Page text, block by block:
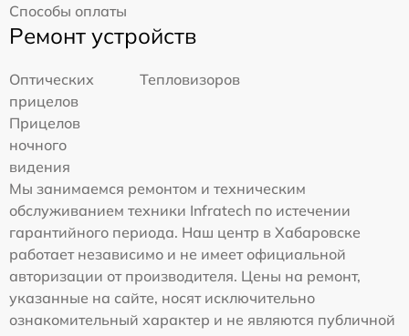
Способы оплаты
Ремонт устройств
Оптических
прицелов
Тепловизоров
Прицелов
ночного
видения
Мы занимаемся ремонтом и техническим
обслуживанием техники Infratech по истечении
гарантийного периода. Наш центр в Хабаровске
работает независимо и не имеет официальной
авторизации от производителя. Цены на ремонт,
указанные на сайте, носят исключительно
ознакомительный характер и не являются публичной